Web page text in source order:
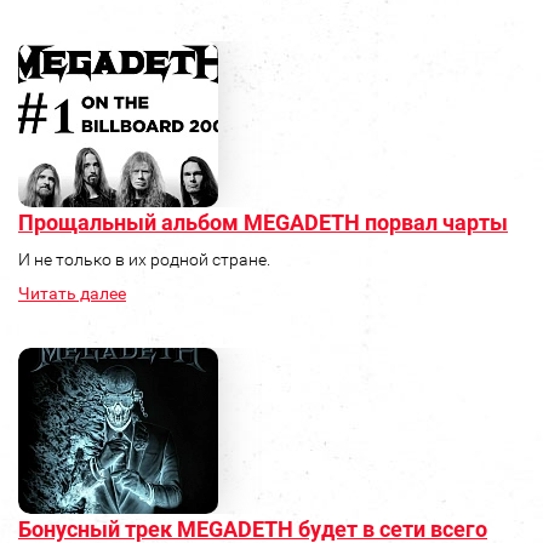
Прощальный альбом MEGADETH порвал чарты
И не только в их родной стране.
Читать далее
Бонусный трек MEGADETH будет в сети всего